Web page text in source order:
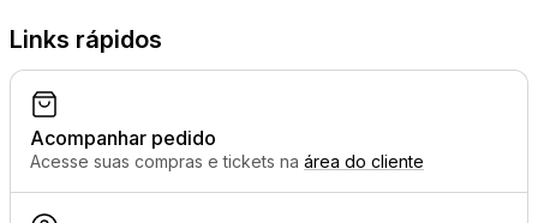
Links rápidos
Acompanhar pedido
Acesse suas compras e tickets na área do cliente